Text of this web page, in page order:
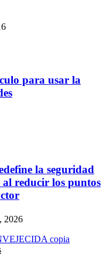
para usar la
la seguridad
al reducir los puntos
2026